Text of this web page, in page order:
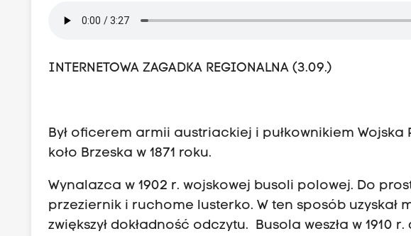
INTERNETOWA ZAGADKA REGIONALNA (3.09.)
Był oficerem armii austriackiej i pułkownikiem Wojska
koło Brzeska w 1871 roku.
Wynalazca w 1902 r. wojskowej busoli polowej. Do
przeziernik i ruchome lusterko. W ten sposób uzyskał
zwiększył dokładność odczytu. Busola weszła w 1910